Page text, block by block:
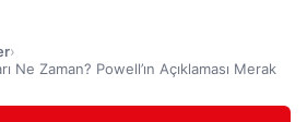
›
Ne Zaman? Powell’ın Açıklaması Merak